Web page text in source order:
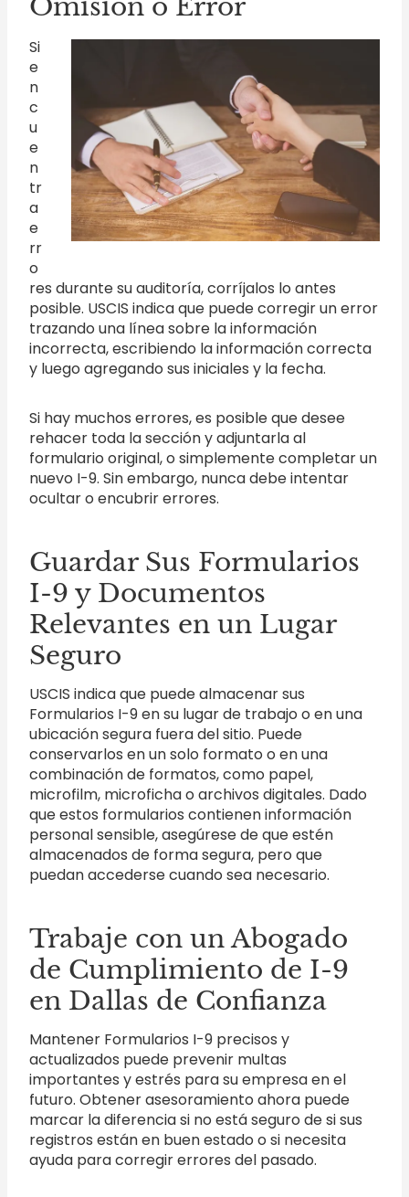
Omisión o Error
Si
e
n
c
u
e
n
tr
a
e
rr
o
res durante su auditoría, corríjalos lo antes
posible. USCIS indica que puede corregir un error
trazando una línea sobre la información
incorrecta, escribiendo la información correcta
y luego agregando sus iniciales y la fecha.
Si hay muchos errores, es posible que desee
rehacer toda la sección y adjuntarla al
formulario original, o simplemente completar un
nuevo I-9. Sin embargo, nunca debe intentar
ocultar o encubrir errores.
Guardar Sus Formularios
I-9 y Documentos
Relevantes en un Lugar
Seguro
USCIS indica que puede almacenar sus
Formularios I-9 en su lugar de trabajo o en una
ubicación segura fuera del sitio. Puede
conservarlos en un solo formato o en una
combinación de formatos, como papel,
microfilm, microficha o archivos digitales. Dado
que estos formularios contienen información
personal sensible, asegúrese de que estén
almacenados de forma segura, pero que
puedan accederse cuando sea necesario.
Trabaje con un Abogado
de Cumplimiento de I-9
en Dallas de Confianza
Mantener Formularios I-9 precisos y
actualizados puede prevenir multas
importantes y estrés para su empresa en el
futuro. Obtener asesoramiento ahora puede
marcar la diferencia si no está seguro de si sus
registros están en buen estado o si necesita
ayuda para corregir errores del pasado.